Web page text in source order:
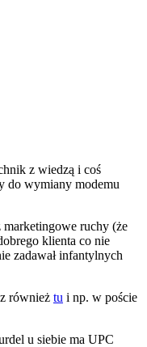
z wiedzą i coś
do wymiany modemu
ruchy (że
klienta co nie
zadawał infantylnych
również tu i np. w poście
u siebie ma UPC